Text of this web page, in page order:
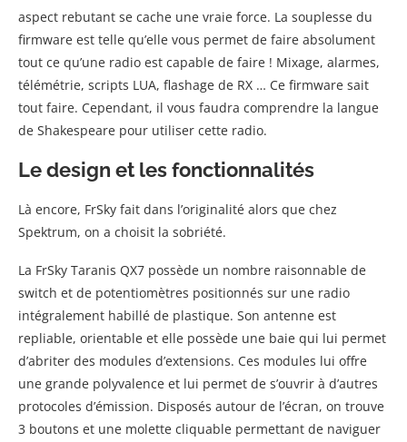
aspect rebutant se cache une vraie force. La souplesse du
firmware est telle qu’elle vous permet de faire absolument
tout ce qu’une radio est capable de faire ! Mixage, alarmes,
télémétrie, scripts LUA, flashage de RX … Ce firmware sait
tout faire. Cependant, il vous faudra comprendre la langue
de Shakespeare pour utiliser cette radio.
Le design et les fonctionnalités
Là encore, FrSky fait dans l’originalité alors que chez
Spektrum, on a choisit la sobriété.
La FrSky Taranis QX7 possède un nombre raisonnable de
switch et de potentiomètres positionnés sur une radio
intégralement habillé de plastique. Son antenne est
repliable, orientable et elle possède une baie qui lui permet
d’abriter des modules d’extensions. Ces modules lui offre
une grande polyvalence et lui permet de s’ouvrir à d’autres
protocoles d’émission. Disposés autour de l’écran, on trouve
3 boutons et une molette cliquable permettant de naviguer